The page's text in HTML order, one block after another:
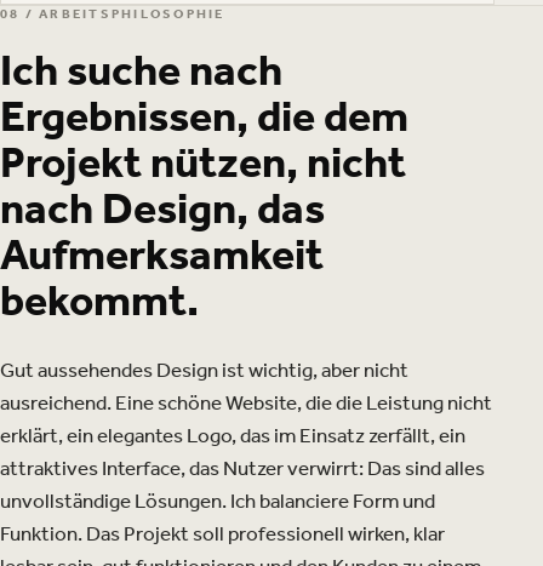
08 / ARBEITSPHILOSOPHIE
Ich suche nach
Ergebnissen, die dem
Projekt nützen, nicht
nach Design, das
Aufmerksamkeit
bekommt.
Gut aussehendes Design ist wichtig, aber nicht
ausreichend. Eine schöne Website, die die Leistung nicht
erklärt, ein elegantes Logo, das im Einsatz zerfällt, ein
attraktives Interface, das Nutzer verwirrt: Das sind alles
unvollständige Lösungen. Ich balanciere Form und
Funktion. Das Projekt soll professionell wirken, klar